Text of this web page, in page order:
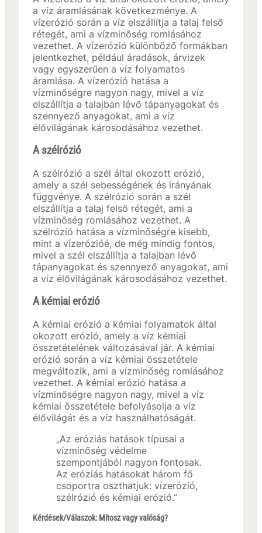
a víz áramlásának következménye. A
vízerózió során a víz elszállítja a talaj felső
rétegét, ami a vízminőség romlásához
vezethet. A vízerózió különböző formákban
jelentkezhet, például áradások, árvizek
vagy egyszerűen a víz folyamatos
áramlása. A vízerózió hatása a
vízminőségre nagyon nagy, mivel a víz
elszállítja a talajban lévő tápanyagokat és
szennyező anyagokat, ami a víz
élővilágának károsodásához vezethet.
A szélrózió
A szélrózió a szél által okozott erózió,
amely a szél sebességének és irányának
függvénye. A szélrózió során a szél
elszállítja a talaj felső rétegét, ami a
vízminőség romlásához vezethet. A
szélrózió hatása a vízminőségre kisebb,
mint a vízerózióé, de még mindig fontos,
mivel a szél elszállítja a talajban lévő
tápanyagokat és szennyező anyagokat, ami
a víz élővilágának károsodásához vezethet.
A kémiai erózió
A kémiai erózió a kémiai folyamatok által
okozott erózió, amely a víz kémiai
összetételének változásával jár. A kémiai
erózió során a víz kémiai összetétele
megváltozik, ami a vízminőség romlásához
vezethet. A kémiai erózió hatása a
vízminőségre nagyon nagy, mivel a víz
kémiai összetétele befolyásolja a víz
élővilágát és a víz használhatóságát.
„Az eróziás hatások típusai a
vízminőség védelme
szempontjából nagyon fontosak.
Az eróziás hatásokat három fő
csoportra oszthatjuk: vízerózió,
szélrózió és kémiai erózió.”
Kérdések/Válaszok: Mítosz vagy valóság?